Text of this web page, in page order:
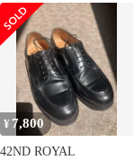
ク コードバン オーダー
品
¥ 7,800
42ND ROYAL